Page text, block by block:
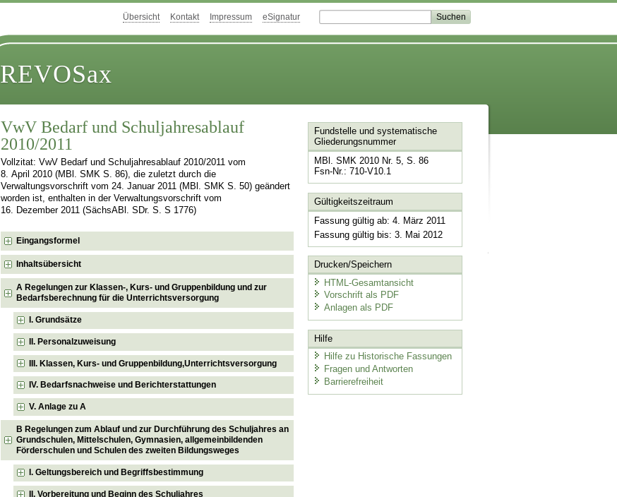
Übersicht Kontakt Impressum eSignatur
REVOSax
VwV Bedarf und Schuljahresablauf
2010/2011
Vollzitat: VwV Bedarf und Schuljahresablauf 2010/2011 vom
8. April 2010 (MBl. SMK S. 86), die zuletzt durch die
Verwaltungsvorschrift vom 24. Januar 2011 (MBl. SMK S. 50) geändert
worden ist, enthalten in der Verwaltungsvorschrift vom
16. Dezember 2011 (SächsABl. SDr. S. S 1776)
Eingangsformel
Inhaltsübersicht
A Regelungen zur Klassen-, Kurs- und Gruppenbildung und zur
Bedarfsberechnung für die Unterrichtsversorgung
I. Grundsätze
II. Personalzuweisung
III. Klassen, Kurs- und Gruppenbildung,Unterrichtsversorgung
IV. Bedarfsnachweise und Berichterstattungen
V. Anlage zu A
B Regelungen zum Ablauf und zur Durchführung des Schuljahres an
Grundschulen, Mittelschulen, Gymnasien, allgemeinbildenden
Förderschulen und Schulen des zweiten Bildungsweges
I. Geltungsbereich und Begriffsbestimmung
II. Vorbereitung und Beginn des Schuljahres
Fundstelle und systematische
Gliederungsnummer
MBl. SMK 2010 Nr. 5, S. 86
Fsn-Nr.: 710-V10.1
Gültigkeitszeitraum
Fassung gültig ab: 4. März 2011
Fassung gültig bis: 3. Mai 2012
Drucken/Speichern
HTML-Gesamtansicht
Vorschrift als PDF
Anlagen als PDF
Hilfe
Hilfe zu Historische Fassungen
Fragen und Antworten
Barrierefreiheit